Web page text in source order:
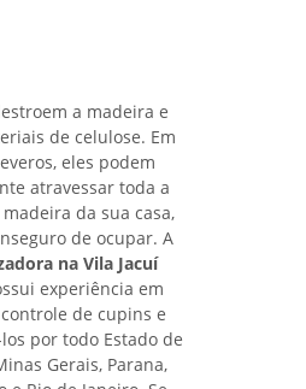
a madeira e
de celulose. Em
eles podem
atravessar toda a
da sua casa,
de ocupar. A
na Vila Jacuí
experiência em
de cupins e
por todo Estado de
Gerais, Parana,